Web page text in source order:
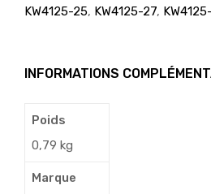
KW4125-25, KW4125-27,
INFORMATIONS
Poids
0,79 kg
Marque